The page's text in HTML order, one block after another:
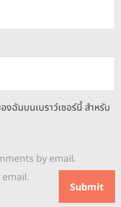
งฉันบนเบราว์เซอร์นี้ สำหรับ
by email.